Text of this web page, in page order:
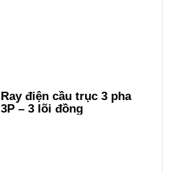
Ray điện cầu trục 3 pha
3P – 3 lõi đồng